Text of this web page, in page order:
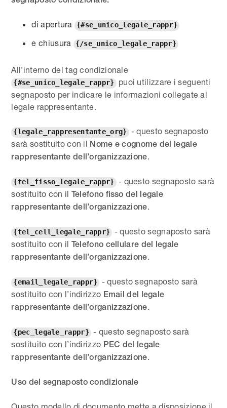
di apertura {#se_unico_legale_rappr}
e chiusura {/se_unico_legale_rappr}
All’interno del tag condizionale
{#se_unico_legale_rappr} puoi utilizzare i seguenti
segnaposto per indicare le informazioni collegate al
legale rappresentante.
{legale_rappresentante_org} - questo segnaposto
sarà sostituito con il Nome e cognome del legale
rappresentante dell’organizzazione.
{tel_fisso_legale_rappr} - questo segnaposto sarà
sostituito con il Telefono fisso del legale
rappresentante dell’organizzazione.
{tel_cell_legale_rappr} - questo segnaposto sarà
sostituito con il Telefono cellulare del legale
rappresentante dell’organizzazione.
{email_legale_rappr} - questo segnaposto sarà
sostituito con l’indirizzo Email del legale
rappresentante dell’organizzazione.
{pec_legale_rappr} - questo segnaposto sarà
sostituito con l’indirizzo PEC del legale
rappresentante dell’organizzazione.
Uso del segnaposto condizionale